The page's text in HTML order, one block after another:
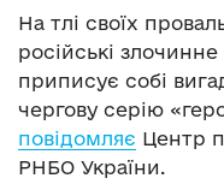
На тлі своїх
російські
приписує собі
чергову серію
повідомляє Центр
РНБО України.